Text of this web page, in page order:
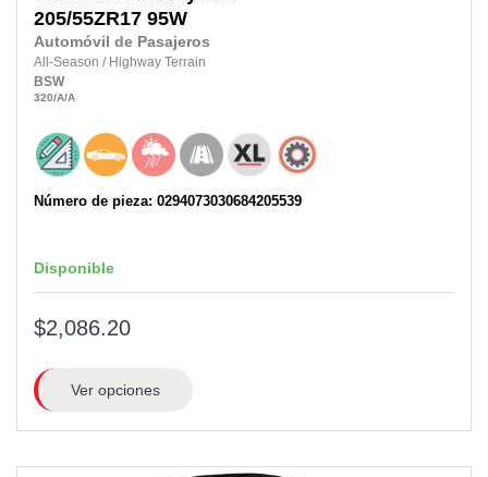
205/55ZR17 95W
Automóvil de Pasajeros
All-Season / Highway Terrain
BSW
320/A/A
Número de pieza: 0294073030684205539
Disponible
$2,086.20
Ver opciones